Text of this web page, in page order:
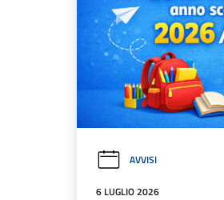
AVVISI
6 LUGLIO 2026